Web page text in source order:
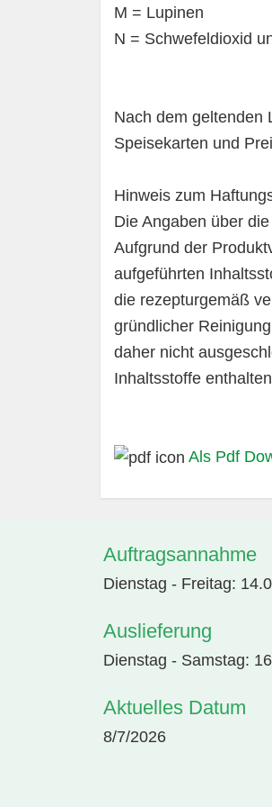
M = Lupinen
N = Schwefeldioxid
Nach dem geltenden
Speisekarten und
Hinweis zum
Die Angaben über
Aufgrund der
aufgeführten
die rezepturgemäß
gründlicher
daher nicht
Inhaltsstoffe
Als Pdf
Auftragsannahme
Dienstag - Freitag:
Auslieferung
Dienstag - Samstag:
Aktuelles Datum
8/7/2026